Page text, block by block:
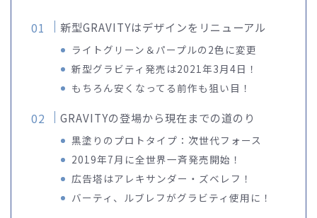
新型GRAVITYはデザインをリニューアル
ライトグリーン＆パープルの2色に変更
新型グラビティ発売は2021年3月4日！
もちろん安くなってる前作も狙い目！
GRAVITYの登場から現在までの道のり
黒塗りのプロトタイプ：次世代フォース
2019年7月に全世界一斉発売開始！
広告塔はアレキサンダー・ズベレフ！
バーティ、ルブレフがグラビティ使用に！